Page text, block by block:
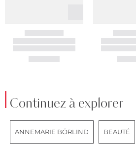
Continuez à explorer
ANNEMARIE BÖRLIND BEAUTÉ